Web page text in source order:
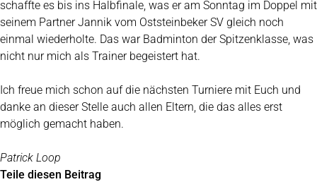
schaffte es bis ins Halbfinale, was er am Sonntag im Doppel mit
seinem Partner Jannik vom Oststeinbeker SV gleich noch
einmal wiederholte. Das war Badminton der Spitzenklasse, was
nicht nur mich als Trainer begeistert hat.
Ich freue mich schon auf die nächsten Turniere mit Euch und
danke an dieser Stelle auch allen Eltern, die das alles erst
möglich gemacht haben.
Patrick Loop
Teile diesen Beitrag